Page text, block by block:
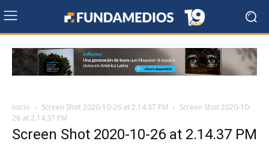
Inicio Screen Shot 2020-10-26 at 2.14.37 PM
Screen Shot 2020-10-
26 at 2.14.37 PM
Screen Shot 2020-10-26 at 2.14.37 PM